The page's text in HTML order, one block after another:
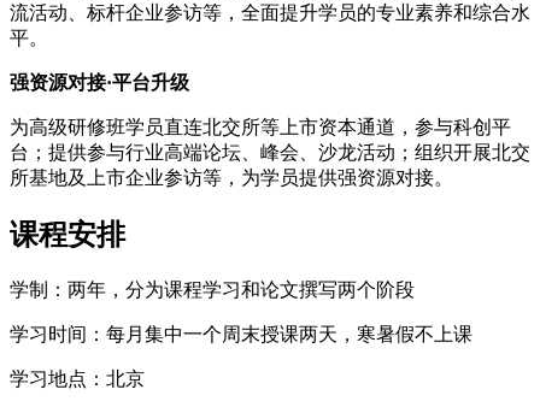
流活动、标杆企业参访等，全面提升学员的专业素养和综合水
平。
强资源对接·平台升级
为高级研修班学员直连北交所等上市资本通道，参与科创平
台；提供参与行业高端论坛、峰会、沙龙活动；组织开展北交
所基地及上市企业参访等，为学员提供强资源对接。
课程安排
学制：两年，分为课程学习和论文撰写两个阶段
学习时间：每月集中一个周末授课两天，寒暑假不上课
学习地点：北京